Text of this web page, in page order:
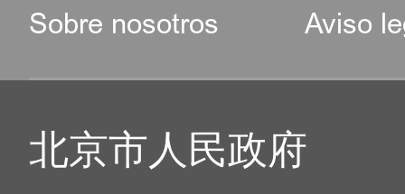
Sobre nosotros Aviso
北京市人民政府